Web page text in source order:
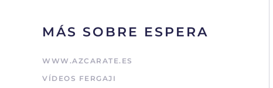
MÁS SOBRE ESPERA
WWW.AZCARATE.ES
VÍDEOS FERGAJI